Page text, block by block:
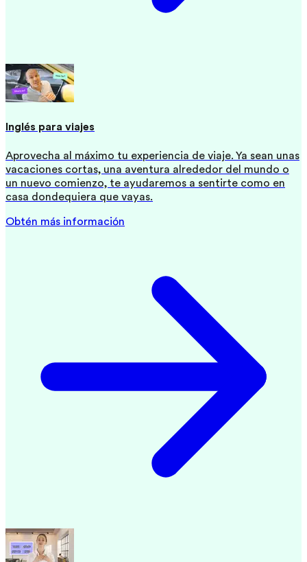
Inglés para viajes
Aprovecha al máximo tu experiencia de viaje. Ya sean unas
vacaciones cortas, una aventura alrededor del mundo o
un nuevo comienzo, te ayudaremos a sentirte como en
casa dondequiera que vayas.
Obtén más información